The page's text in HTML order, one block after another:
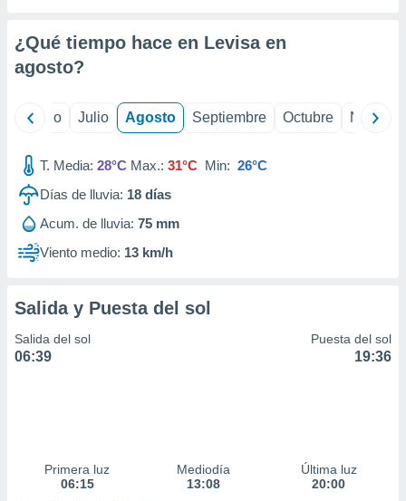
e
de
¿Qué tiempo hace en Levisa en
agosto?
Junio Julio Agosto Septiembre Octubre
T. Media: 28°C Max.: 31°C Min: 26°C
Días de lluvia: 18 días
Acum. de lluvia: 75 mm
Viento medio: 13 km/h
Salida y Puesta del sol
Salida del sol
06:39
Puesta del sol
19:36
Primera luz
06:15
Mediodía
13:08
Última luz
20:00